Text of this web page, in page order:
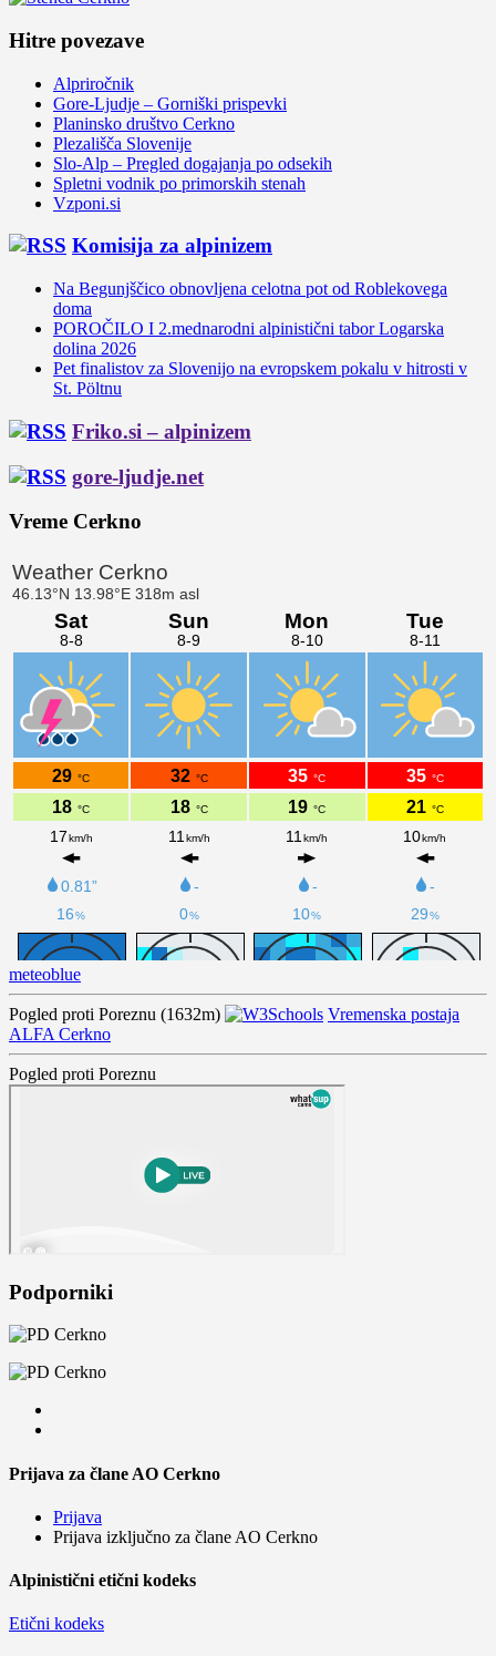
Hitre povezave
Alpriročnik
Gore-Ljudje – Gorniški prispevki
Planinsko društvo Cerkno
Plezališča Slovenije
Slo-Alp – Pregled dogajanja po odsekih
Spletni vodnik po primorskih stenah
Vzponi.si
Komisija za alpinizem
Na Begunjščico obnovljena celotna pot od Roblekovega
doma
POROČILO I 2.mednarodni alpinistični tabor Logarska
dolina 2026
Pet finalistov za Slovenijo na evropskem pokalu v hitrosti v
St. Pöltnu
Friko.si – alpinizem
gore-ljudje.net
Vreme Cerkno
meteoblue
Pogled proti Poreznu (1632m)
Vremenska postaja
ALFA Cerkno
Pogled proti Poreznu
Podporniki
Prijava za člane AO Cerkno
Prijava
Prijava izključno za člane AO Cerkno
Alpinistični etični kodeks
Etični kodeks